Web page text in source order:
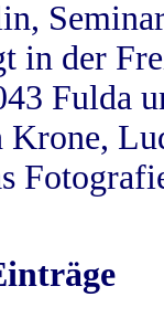
in der
Fulda
Krone,